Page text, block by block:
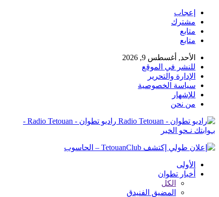
إعجاب
مشترك
متابع
متابع
الأحد, أغسطس 9, 2026
للنشر في الموقع
الإدارة والتحرير
سياسة الخصوصية
للإشهار
من نحن
راديو تطوان - Radio Tetouan -
بـوابتك نـحو الخبر
الأولى
أخبار تطوان
الكل
المضيق الفنيدق